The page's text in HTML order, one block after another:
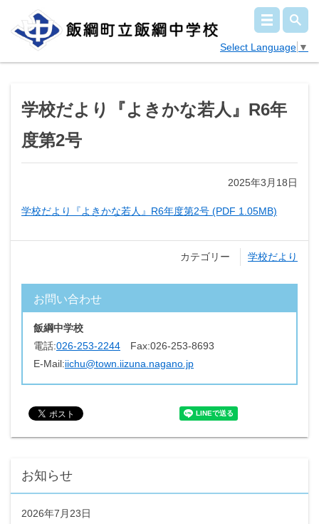
Select Language ▼
学校だより『よきかな若人』R6年
度第2号
2025年3月18日
学校だより『よきかな若人』R6年度第2号 (PDF 1.05MB)
カテゴリー 学校だより
お問い合わせ
飯綱中学校
電話:026-253-2244 Fax:026-253-8693
E-Mail:iichu@town.iizuna.nagano.jp
お知らせ
2026年7月23日